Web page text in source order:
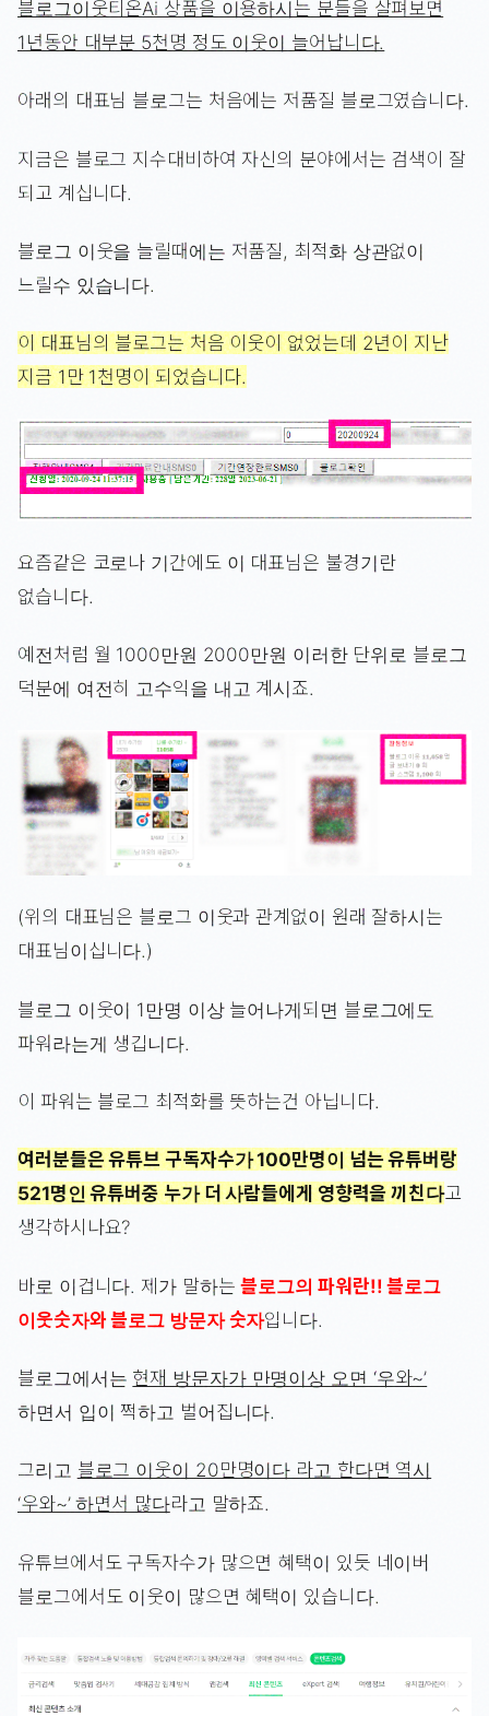
블로그이웃티온Ai 상품을 이용하시는 분들을 살펴보면
1년동안 대부분 5천명 정도 이웃이 늘어납니다.
아래의 대표님 블로그는 처음에는 저품질 블로그였습니다.
지금은 블로그 지수대비하여 자신의 분야에서는 검색이 잘
되고 계십니다.
블로그 이웃을 늘릴때에는 저품질, 최적화 상관없이
느릴수 있습니다.
이 대표님의 블로그는 처음 이웃이 없었는데 2년이 지난
지금 1만 1천명이 되었습니다.
요즘같은 코로나 기간에도 이 대표님은 불경기란
없습니다.
예전처럼 월 1000만원 2000만원 이러한 단위로 블로그
덕분에 여전히 고수익을 내고 계시죠.
(위의 대표님은 블로그 이웃과 관계없이 원래 잘하시는
대표님이십니다.)
블로그 이웃이 1만명 이상 늘어나게되면 블로그에도
파워라는게 생깁니다.
이 파워는 블로그 최적화를 뜻하는건 아닙니다.
여러분들은 유튜브 구독자수가 100만명이 넘는 유튜버랑
521명인 유튜버중 누가 더 사람들에게 영향력을 끼친다고
생각하시나요?
바로 이겁니다. 제가 말하는블로그의 파워란!! 블로그
이웃숫자와 블로그 방문자 숫자입니다.
블로그에서는 현재 방문자가 만명이상 오면 ‘우와~’
하면서 입이 쩍하고 벌어집니다.
그리고 블로그 이웃이 20만명이다 라고 한다면 역시
‘우와~’ 하면서 많다라고 말하죠.
유튜브에서도 구독자수가 많으면 혜택이 있듯 네이버
블로그에서도 이웃이 많으면 혜택이 있습니다.